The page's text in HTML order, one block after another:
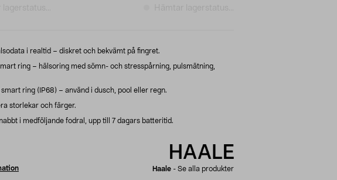
i realtid – diskret och bekvämt på fingret.
ring – hälsoring med sömn- och stresspårning, pulsmätning,
ring (IP68) – använd i dusch, pool eller regn.
storlekar och färger.
i medföljande fodral, upp till 7 dagars batteritid.
Haale - Se alla produkter